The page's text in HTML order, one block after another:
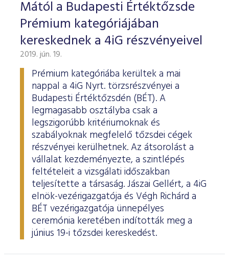
ESG Útmutató
Mától a Budapesti Értéktőzsde
Prémium kategóriájában
kereskednek a 4iG részvényeivel
2019. jún. 19.
Prémium kategóriába kerültek a mai
nappal a 4iG Nyrt. törzsrészvényei a
Budapesti Értéktőzsdén (BÉT). A
legmagasabb osztályba csak a
legszigorúbb kritériumoknak és
szabályoknak megfelelő tőzsdei cégek
részvényei kerülhetnek. Az átsorolást a
vállalat kezdeményezte, a szintlépés
feltételeit a vizsgálati időszakban
teljesítette a társaság. Jászai Gellért, a 4iG
elnök-vezérigazgatója és Végh Richárd a
BÉT vezérigazgatója ünnepélyes
ceremónia keretében indították meg a
június 19-i tőzsdei kereskedést.